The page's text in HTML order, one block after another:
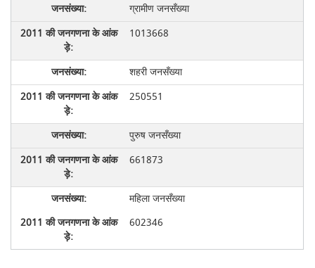
ग्रामीण जनसँख्या
1013668
शहरी जनसँख्या
250551
पुरुष जनसँख्या
661873
महिला जनसँख्या
602346